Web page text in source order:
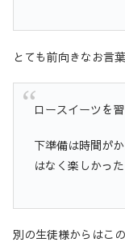
とても前向きなお言
ロースイーツを
下準備は時間が
はなく楽しかっ
別の生徒様からはこ